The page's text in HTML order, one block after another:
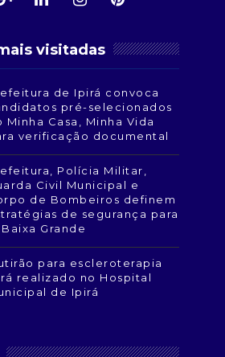
visitadas
de Ipirá convoca
pré-selecionados
Minha Casa, Minha Vida
verificação documental
Polícia Militar,
Civil Municipal e
de Bombeiros definem
de segurança para
Grande
para escleroterapia
realizado no Hospital
de Ipirá